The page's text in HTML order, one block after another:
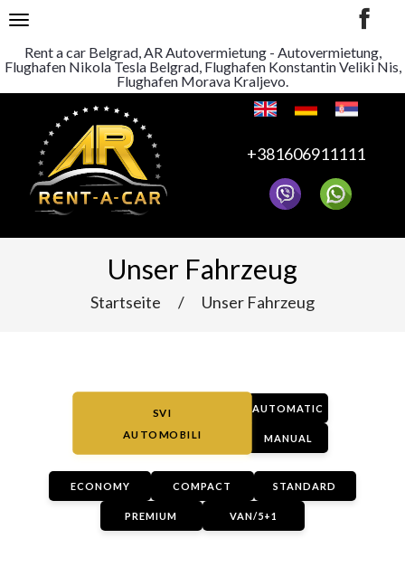
Rent a car Belgrad, AR Autovermietung - Autovermietung,
Flughafen Nikola Tesla Belgrad, Flughafen Konstantin Veliki Nis,
Flughafen Morava Kraljevo.
TOGGLE NAVIGATION
+381606911111
Unser Fahrzeug
Startseite / Unser Fahrzeug
SVI
AUTOMOBILI
AUTOMATIC
MANUAL
ECONOMY COMPACT STANDARD
PREMIUM VAN/5+1